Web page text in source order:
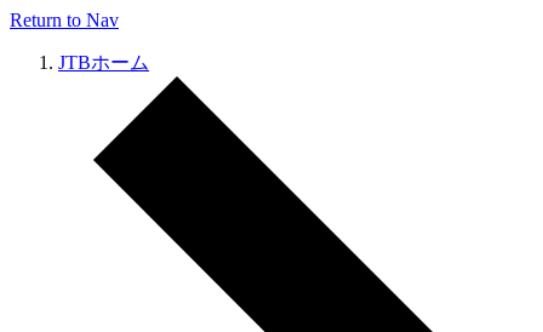
Return to Nav
JTBホーム